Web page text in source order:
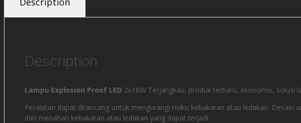
Description
Lampu Explosion Proof LED 2x18W Terjangkau, produk terbaru, ekonomis, solusi
Peralatan dapat dirancang untuk mengurangi risiko kebakaran atau ledakan.
dan menahan kebakaran atau ledakan yang dapat terjadi.